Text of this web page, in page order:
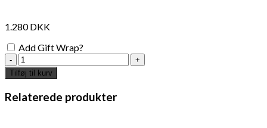
1.280DKK
Add Gift Wrap?
Round
mirror
rattan
antal
Tilføj til kurv
Relaterede produkter